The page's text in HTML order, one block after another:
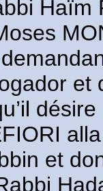
et
et